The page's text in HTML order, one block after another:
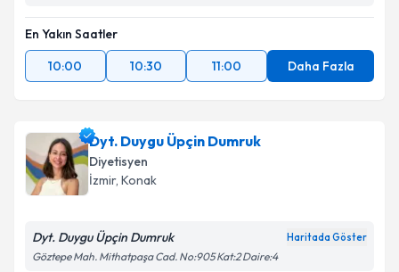
En Yakın Saatler
10:00
10:30 11:00 Daha Fazla
Dyt. Duygu Üpçin Dumruk
Diyetisyen
İzmir, Konak
Dyt. Duygu Üpçin Dumruk Haritada Göster
Göztepe Mah. Mithatpaşa Cad. No:905 Kat:2 Daire:4